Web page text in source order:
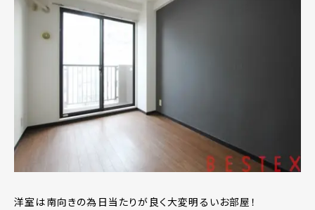
洋室は南向きの為日当たりが良く大変明るいお部屋！